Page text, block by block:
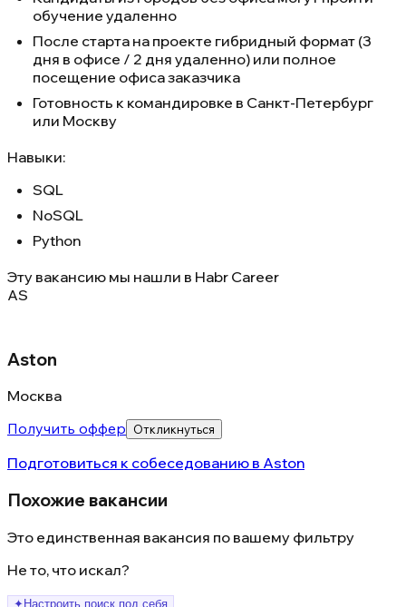
обучение удаленно
После старта на проекте гибридный формат (3
дня в офисе / 2 дня удаленно) или полное
посещение офиса заказчика
Готовность к командировке в Санкт-Петербург
или Москву
Навыки:
SQL
NoSQL
Python
Эту вакансию мы нашли в Habr Career
AS
Aston
Москва
Получить оффер
Откликнуться
Подготовиться к собеседованию в Aston
Похожие вакансии
Это единственная вакансия по вашему фильтру
Не то, что искал?
✦ Настроить поиск под себя